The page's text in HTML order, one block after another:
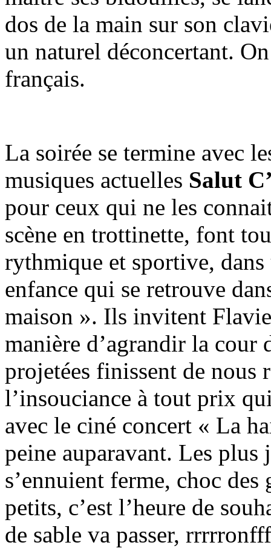
dos de la main sur son
un naturel déconcertant.
français.
La soirée se termine avec
musiques actuelles Salut
pour ceux qui ne les
scène en trottinette, font
rythmique et sportive,
enfance qui se retrouve
maison ». Ils invitent
manière d’agrandir la cour
projetées finissent de nous
l’insouciance à tout prix
avec le ciné concert « La
peine auparavant. Les plus
s’ennuient ferme, choc
petits, c’est l’heure de
de sable va passer,